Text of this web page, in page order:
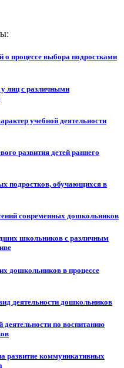
о процессе выбора подростками
лиц с различными
учебной деятельности
развития детей раннего
подростков, обучающихся в
современных дошкольников
школьников с различным
дошкольников в процессе
деятельности дошкольников
деятельности по воспитанию
развитие коммуникативных